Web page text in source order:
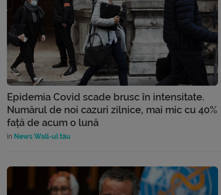
Epidemia Covid scade brusc în intensitate.
Numărul de noi cazuri zilnice, mai mic cu 40%
față de acum o lună
în News Wall-ul tău